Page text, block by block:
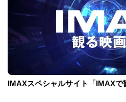
IMAXスペシャルサイト「IMAXで